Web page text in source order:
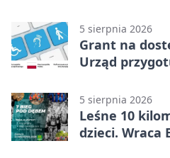
5 sierpnia 2026
Grant na
Urząd
5 sierpnia 2026
Leśne 10
dzieci. Wraca